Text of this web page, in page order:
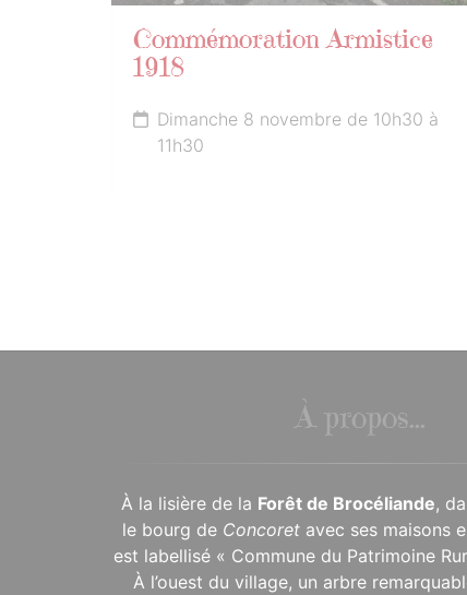
Commémoration Armistice
1918
Dimanche 8 novembre de 10h30 à
11h30
À propos...
À la lisière de la Forêt de Brocéliande,
le bourg de Concoret avec ses maisons
est labellisé « Commune du Patrimoine
À l’ouest du village, un arbre